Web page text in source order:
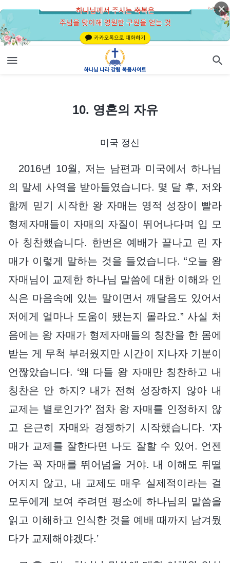
10. 영혼의 자유
미국 정신
2016년 10월, 저는 남편과 미국에서 하나님
의 말세 사역을 받아들였습니다. 몇 달 후, 저와
함께 믿기 시작한 왕 자매는 영적 성장이 빨라
형제자매들이 자매의 자질이 뛰어나다며 입 모
아 칭찬했습니다. 한번은 예배가 끝나고 린 자
매가 이렇게 말하는 것을 들었습니다. “오늘 왕
자매님이 교제한 하나님 말씀에 대한 이해와 인
식은 마음속에 있는 말이면서 깨달음도 있어서
저에게 얼마나 도움이 됐는지 몰라요.” 사실 처
음에는 왕 자매가 형제자매들의 칭찬을 한 몸에
받는 게 무척 부러웠지만 시간이 지나자 기분이
언짢았습니다. ‘왜 다들 왕 자매만 칭찬하고 내
칭찬은 안 하지? 내가 전혀 성장하지 않아 내
교제는 별로인가?’ 점차 왕 자매를 인정하지 않
고 은근히 자매와 경쟁하기 시작했습니다. ‘자
매가 교제를 잘한다면 나도 잘할 수 있어. 언젠
가는 꼭 자매를 뛰어넘을 거야. 내 이해도 뒤떨
어지지 않고, 내 교제도 매우 실제적이라는 걸
모두에게 보여 주려면 평소에 하나님의 말씀을
읽고 이해하고 인식한 것을 예배 때까지 남겨뒀
다가 교제해야겠다.’